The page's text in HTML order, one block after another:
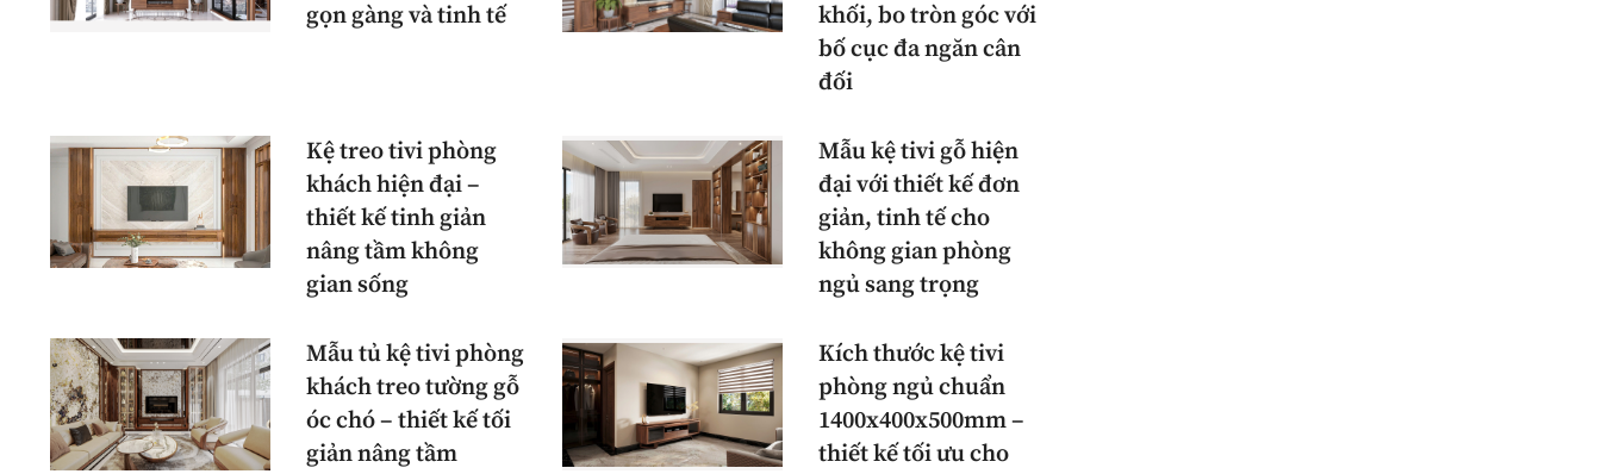
gọn gàng và tinh tế
khối, bo tròn góc với
bố cục đa ngăn cân
đối
Kệ treo tivi phòng
khách hiện đại –
thiết kế tinh giản
nâng tầm không
gian sống
Mẫu kệ tivi gỗ hiện
đại với thiết kế đơn
giản, tinh tế cho
không gian phòng
ngủ sang trọng
Mẫu tủ kệ tivi phòng
khách treo tường gỗ
óc chó – thiết kế tối
giản nâng tầm
Kích thước kệ tivi
phòng ngủ chuẩn
1400x400x500mm –
thiết kế tối ưu cho